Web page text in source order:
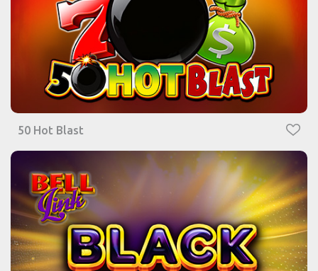
50 Hot Blast